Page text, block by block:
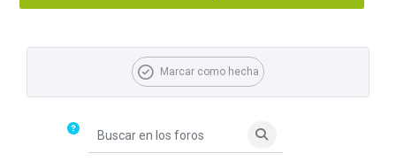
Requisitos de finalización
Marcar como hecha
Buscar en los foros
Buscar en los foros